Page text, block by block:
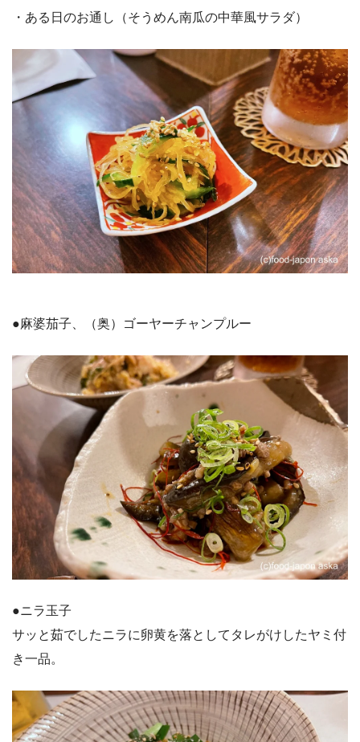
・ある日のお通し（そうめん南瓜の中華風サラダ）
●麻婆茄子、（奥）ゴーヤーチャンプルー
●ニラ玉子
サッと茹でしたニラに卵黄を落としてタレがけしたヤミ付
き一品。